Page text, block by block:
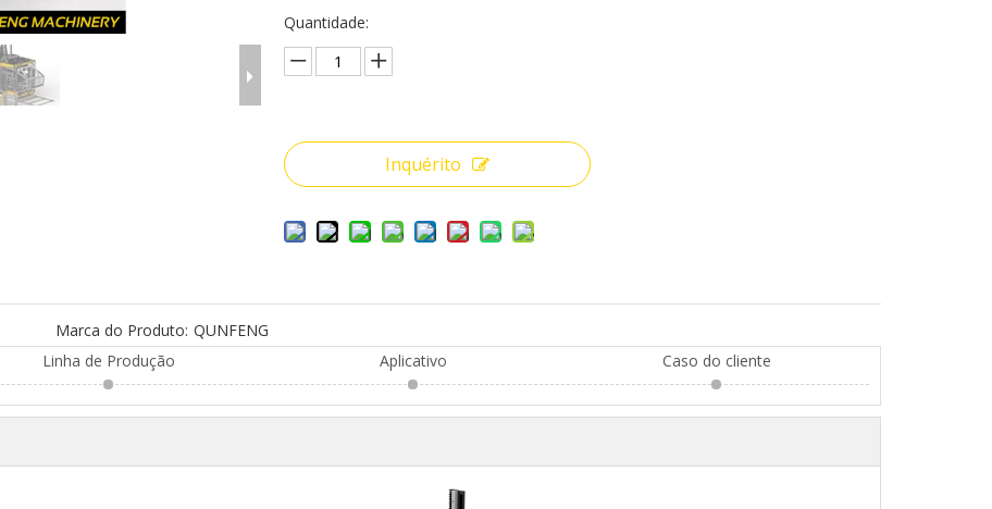
Quantidade:
Inquérito
Marca do Produto: QUNFENG
Linha de Produção Aplicativo Caso do cliente